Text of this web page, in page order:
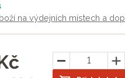
na výdejních místech a